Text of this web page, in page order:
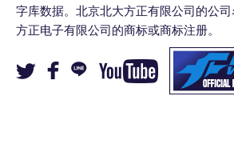
字库数据。北京北大方正有限公司的公
方正电子有限公司的商标或商标注册。